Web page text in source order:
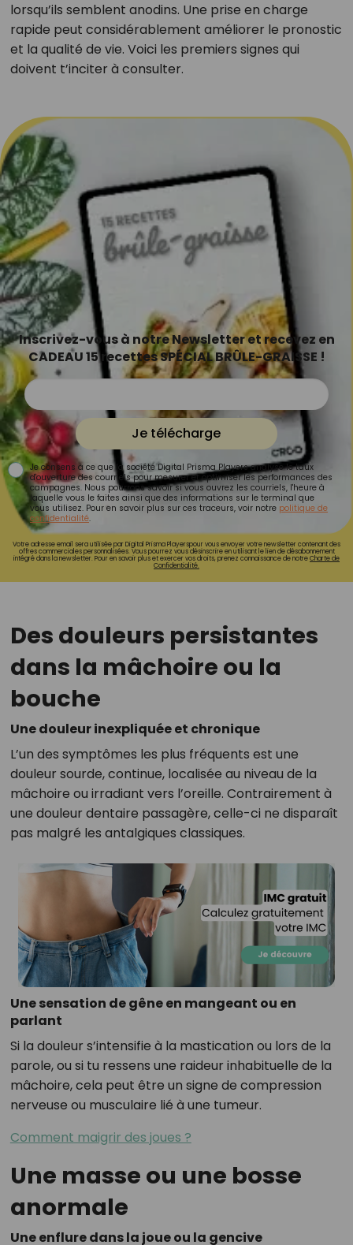
lorsqu’ils semblent anodins. Une prise en charge
rapide peut considérablement améliorer le pronostic
et la qualité de vie. Voici les premiers signes qui
doivent t’inciter à consulter.
Inscrivez-vous à notre Newsletter et recevez en
CADEAU 15 recettes SPÉCIAL BRÛLE-GRAISSE !
Je télécharge
Je consens à ce que la société Digital Prisma Players analyse le taux
d'ouverture des courriels pour mesurer et optimiser les performances des
campagnes. Nous pourrons savoir si vous ouvrez les courriels, l'heure à
laquelle vous le faites ainsi que des informations sur le terminal que
vous utilisez. Pour en savoir plus sur ces traceurs, voir notre politique de
confidentialité.
Votre adresse email sera utilisée par Digital Prisma Playerspour vous envoyer votre newsletter contenant des
offres commerciales personnalisées. Vous pourrez vous désinscrire en utilisant le lien de désabonnement
intégré dans la newsletter. Pour en savoir plus et exercer vos droits, prenez connaissance de notreCharte de
Confidentialité.
Des douleurs persistantes
dans la mâchoire ou la
bouche
Une douleur inexpliquée et chronique
L’un des symptômes les plus fréquents est une
douleur sourde, continue, localisée au niveau de la
mâchoire ou irradiant vers l’oreille. Contrairement à
une douleur dentaire passagère, celle-ci ne disparaît
pas malgré les antalgiques classiques.
Une sensation de gêne en mangeant ou en
parlant
Si la douleur s’intensifie à la mastication ou lors de la
parole, ou si tu ressens une raideur inhabituelle de la
mâchoire, cela peut être un signe de compression
nerveuse ou musculaire lié à une tumeur.
Comment maigrir des joues ?
Une masse ou une bosse
anormale
Une enflure dans la joue ou la gencive